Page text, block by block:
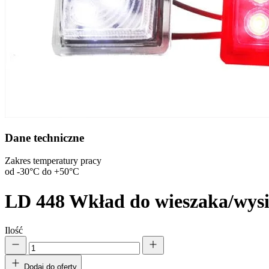
Dane techniczne
Zakres temperatury pracy
od -30°C do +50°C
LD 448 Wkład do wieszaka/
Ilość
Dodaj do oferty
nich. Te pliki cookie nie
preferowany język lub region,